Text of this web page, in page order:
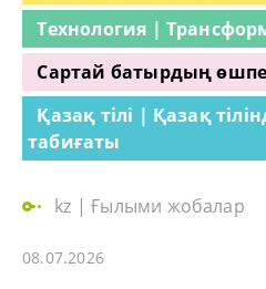
Технология |
Сартай батырдың
Қазақ тілі | Қазақ
табиғаты
kz |Ғылыми жобалар
08.07.2026